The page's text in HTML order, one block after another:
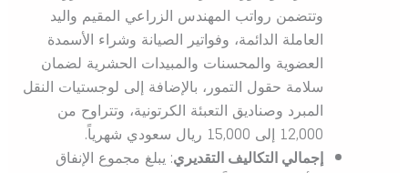
وتتضمن رواتب المهندس الزراعي المقيم واليد
العاملة الدائمة، وفواتير الصيانة وشراء الأسمدة
العضوية والمحسنات والمبيدات الحشرية لضمان
سلامة حقول التمور، بالإضافة إلى لوجستيات النقل
المبرد وصناديق التعبئة الكرتونية، وتتراوح من
12,000 إلى 15,000 ريال سعودي شهرياً.
إجمالي التكاليف التقديري: يبلغ مجموع الإنفاق